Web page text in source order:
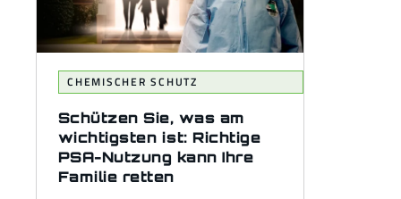
CHEMISCHER SCHUTZ
Schützen Sie, was am
wichtigsten ist: Richtige
PSA-Nutzung kann Ihre
Familie retten